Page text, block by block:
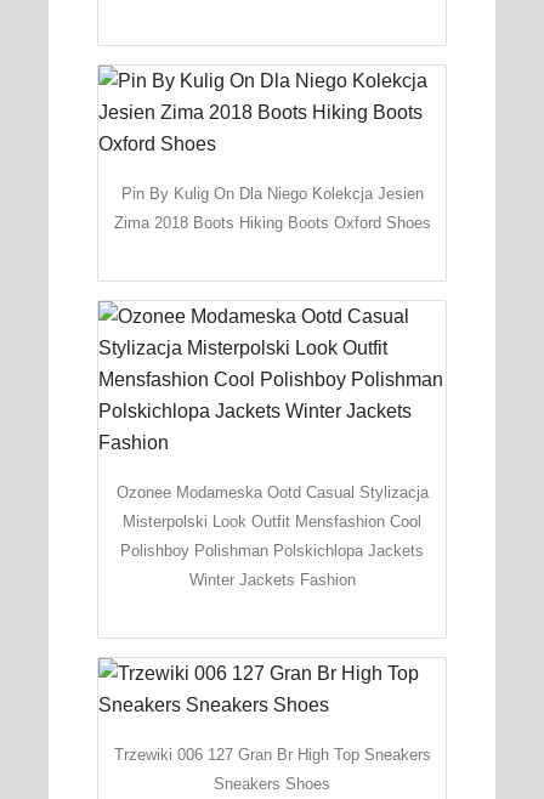
Pin By Kulig On Dla Niego Kolekcja Jesien
Zima 2018 Boots Hiking Boots Oxford Shoes
Ozonee Modameska Ootd Casual Stylizacja
Misterpolski Look Outfit Mensfashion Cool
Polishboy Polishman Polskichlopa Jackets
Winter Jackets Fashion
Trzewiki 006 127 Gran Br High Top Sneakers
Sneakers Shoes